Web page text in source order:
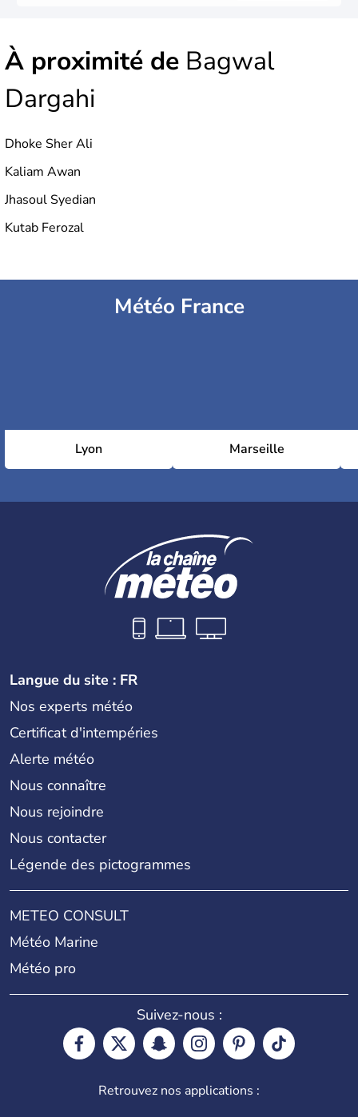
À proximité de Bagwal
Dargahi
Dhoke Sher Ali
Kaliam Awan
Jhasoul Syedian
Kutab Ferozal
Météo France
Lyon Marseille
Langue du site : FR
Nos experts météo
Certificat d'intempéries
Alerte météo
Nous connaître
Nous rejoindre
Nous contacter
Légende des pictogrammes
METEO CONSULT
Météo Marine
Météo pro
Suivez-nous :
Retrouvez nos applications :